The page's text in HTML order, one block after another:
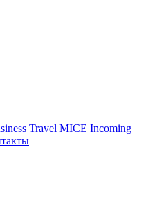
Travel MICE Incoming